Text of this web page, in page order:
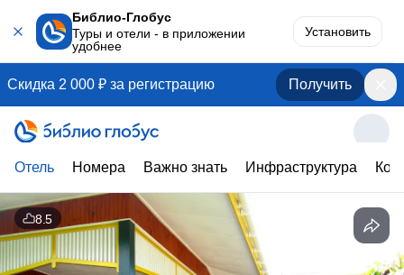
Библио-Глобус
Туры и отели - в приложении
удобнее
Установить
Скидка 2 000 ₽ за регистрацию Получить
Отель Номера Важно знать Инфраструктура
8.5